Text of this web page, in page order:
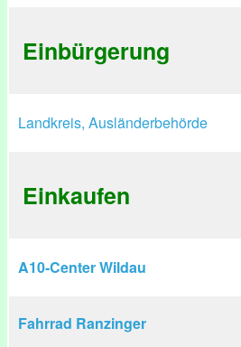
Einbürgerung
Landkreis, Ausländerbehörde
Einkaufen
A10-Center Wildau
Fahrrad Ranzinger